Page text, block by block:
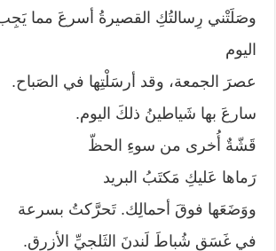
وصَلَتْني رِسالتُكِ القصيرةُ أسرعَ مما
اليوم
عصرَ الجمعة، وقد أرسَلْتِها في الصَباح.
سارعَ بها شَياطينُ ذلكَ اليوم.
قَشّةٌ أُخرى من سوءِ الحظّ
رَماها عَليكِ مَكتَبُ البريد
ووَضَعَها فوقَ أحمالِك. تَحرَّكتُ بسرعة
في غَسَقِ شُباطَ لَندنَ الثَلجيِّ الأزرق.